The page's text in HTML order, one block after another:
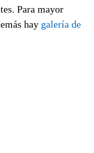
Para mayor
hay galería de